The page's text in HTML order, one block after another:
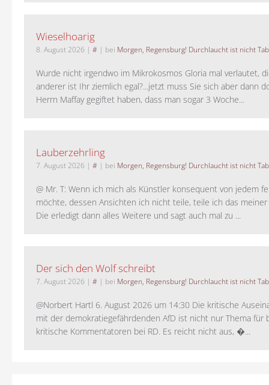
Wieselhoarig
8. August 2026 | # | bei Morgen, Regensburg! Durchlaucht ist nicht
Wurde nicht irgendwo im Mikrokosmos Gloria mal verlautet,
anderer ist Ihr ziemlich egal?...jetzt muss Sie sich aber dann
Herrn Maffay gegiftet haben, dass man sogar 3 Woche...
Lauberzehrling
7. August 2026 | # | bei Morgen, Regensburg! Durchlaucht ist nicht
@ Mr. T: Wenn ich mich als Künstler konsequent von jedem
möchte, dessen Ansichten ich nicht teile, teile ich das
Die erledigt dann alles Weitere und sagt auch mal zu ...
Der sich den Wolf schreibt
7. August 2026 | # | bei Morgen, Regensburg! Durchlaucht ist nicht
@Norbert Hartl 6. August 2026 um 14:30 Die kritische
mit der demokratiegefährdenden AfD ist nicht nur Thema für
kritische Kommentatoren bei RD. Es reicht nicht aus, �...